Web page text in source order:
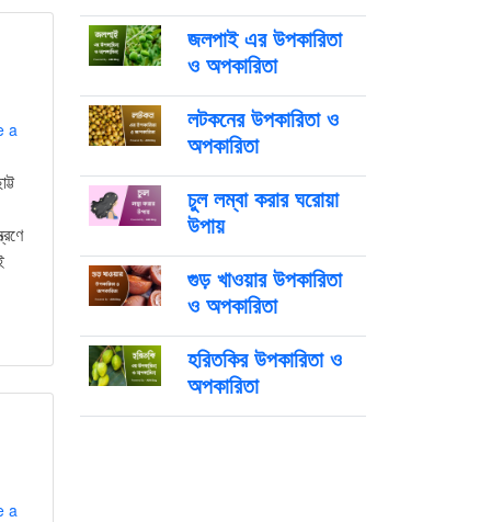
a
a
জলপাই এর উপকারিতা
ও অপকারিতা
লটকনের উপকারিতা ও
অপকারিতা
চুল লম্বা করার ঘরোয়া
উপায়
গুড় খাওয়ার উপকারিতা
ও অপকারিতা
হরিতকির উপকারিতা ও
অপকারিতা